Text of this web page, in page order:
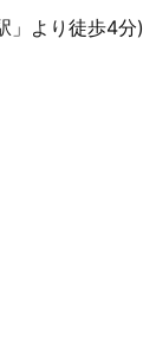
」より徒歩4分)